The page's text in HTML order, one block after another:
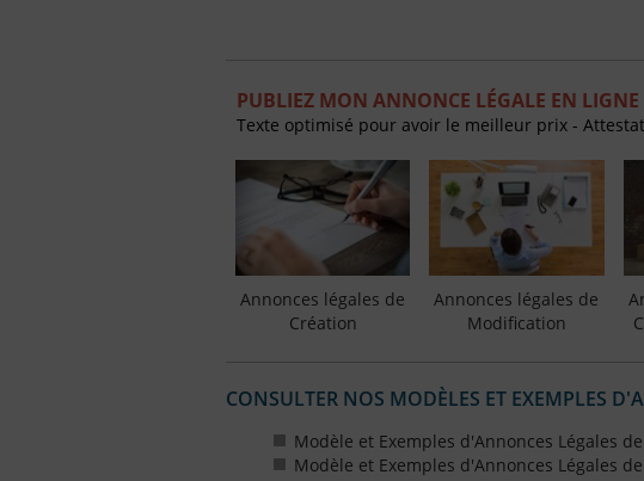
PUBLIEZ MON ANNONCE LÉGALE EN
Texte optimisé pour avoir le meilleur prix -
Annonces légales de
Création
Annonces légales de
Modification
CONSULTER NOS MODÈLES ET EXEMPLES
Modèle et Exemples d'Annonces Légales
Modèle et Exemples d'Annonces Légales